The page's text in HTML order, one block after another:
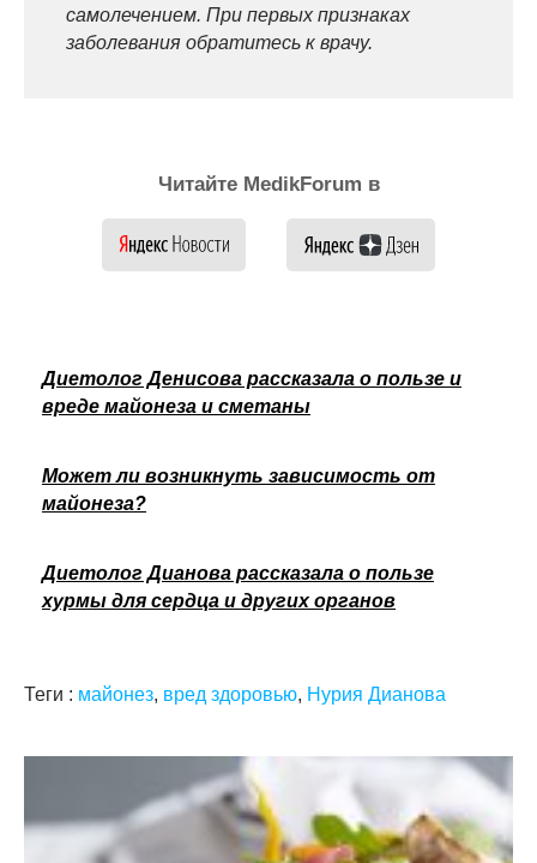
самолечением. При первых признаках
заболевания обратитесь к врачу.
Читайте MedikForum в
Диетолог Денисова рассказала о пользе и
вреде майонеза и сметаны
Может ли возникнуть зависимость от
майонеза?
Диетолог Дианова рассказала о пользе
хурмы для сердца и других органов
Теги : майонез, вред здоровью, Нурия Дианова